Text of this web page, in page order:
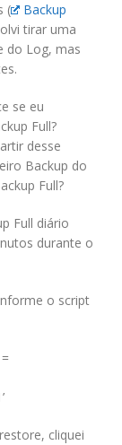
(
Backup
tirar uma
do Log, mas
se eu
Full?
desse
Backup do
Full?
Full diário
durante o
o script
cliquei